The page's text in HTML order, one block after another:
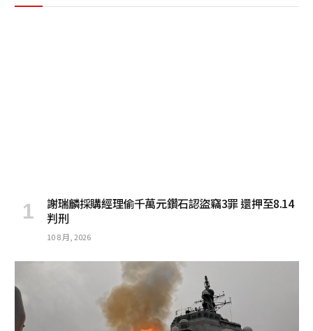
謝瑞麟採購經理偷千萬元鑽石認盜竊3罪 還押至8.14
判刑
10 8 月, 2026